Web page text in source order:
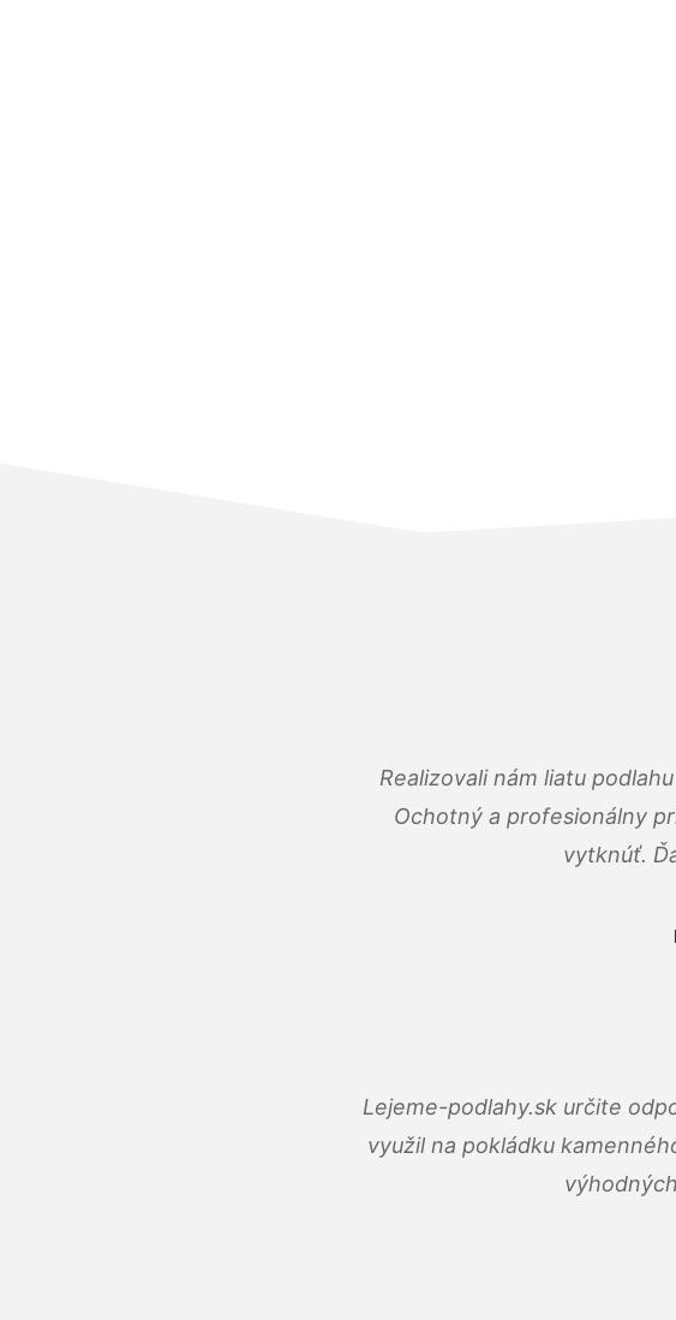
Realizovali nám liatu
Ochotný a profesionálny
vytknúť.
Lejeme-podlahy.sk určite
využil na pokládku